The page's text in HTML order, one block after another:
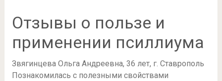
Отзывы о пользе и
применении псиллиума
Звягинцева Ольга Андреевна, 36 лет, г. Ставрополь
Познакомилась с полезными свойствами